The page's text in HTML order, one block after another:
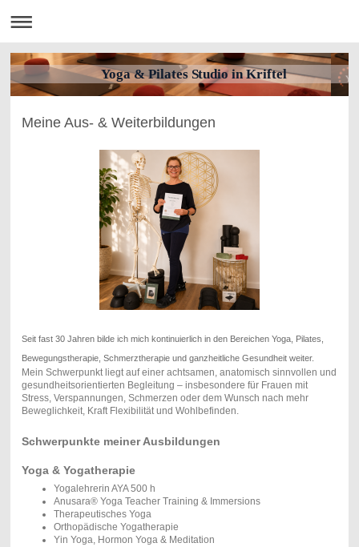
Yoga & Pilates Studio in Kriftel
Meine Aus- & Weiterbildungen
Seit fast 30 Jahren bilde ich mich kontinuierlich in den Bereichen Yoga, Pilates,
Bewegungstherapie, Schmerztherapie und ganzheitliche Gesundheit weiter.
Mein Schwerpunkt liegt auf einer achtsamen, anatomisch sinnvollen und
gesundheitsorientierten Begleitung – insbesondere für Frauen mit
Stress, Verspannungen, Schmerzen oder dem Wunsch nach mehr
Beweglichkeit, Kraft Flexibilität und Wohlbefinden.
Schwerpunkte meiner Ausbildungen
Yoga & Yogatherapie
Yogalehrerin AYA 500 h
Anusara® Yoga Teacher Training & Immersions
Therapeutisches Yoga
Orthopädische Yogatherapie
Yin Yoga, Hormon Yoga & Meditation